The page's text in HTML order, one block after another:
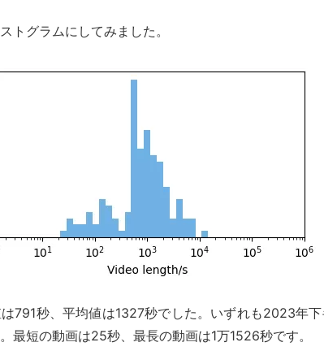
トグラムにしてみました。
791秒、平均値は1327秒でした。いずれも2023年
最短の動画は25秒、最長の動画は1万1526秒です。